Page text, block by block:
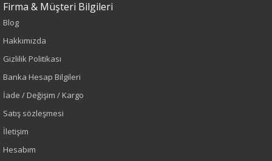
Sezon : KIŞLIK
Renk
Vizon
Sezon
Firma & Müşteri Bilgileri
Blog
Hakkımızda
Gizlilik Politikası
Banka Hesap Bilgileri
İade / Değişim / Kargo
Satış sözleşmesi
İletişim
Hesabım